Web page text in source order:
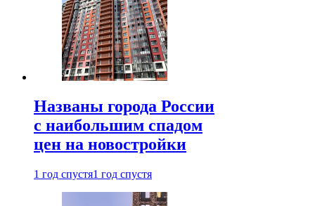
Названы города России
с наибольшим спадом
цен на новостройки
1 год спустя1 год спустя